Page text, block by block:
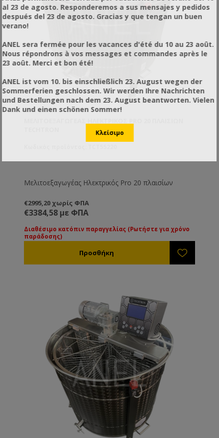
Μελιτοεξαγωγέας Ηλεκτρικός Pro 20 πλαισίων
€2995,20 χωρίς ΦΠΑ
€3384,58 με ΦΠΑ
Διαθέσιμο κατόπιν παραγγελίας (Ρωτήστε για χρόνο
παράδοσης)
al 23 de agosto. Responderemos a sus mensajes y pedidos
después del 23 de agosto. Gracias y que tengan un buen
verano!
ANEL sera fermée pour les vacances d'été du 10 au 23 août.
Nous répondrons à vos messages et commandes après le
23 août. Merci et bon été!
ANEL ist vom 10. bis einschließlich 23. August wegen der
Sommerferien geschlossen. Wir werden Ihre Nachrichten
und Bestellungen nach dem 23. August beantworten. Vielen
Dank und einen schönen Sommer!